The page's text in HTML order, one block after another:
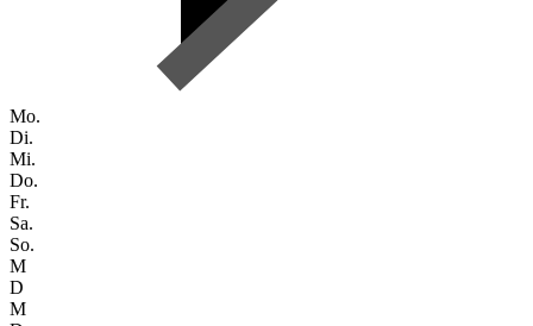
Mo.
Di.
Mi.
Do.
Fr.
Sa.
So.
M
D
M